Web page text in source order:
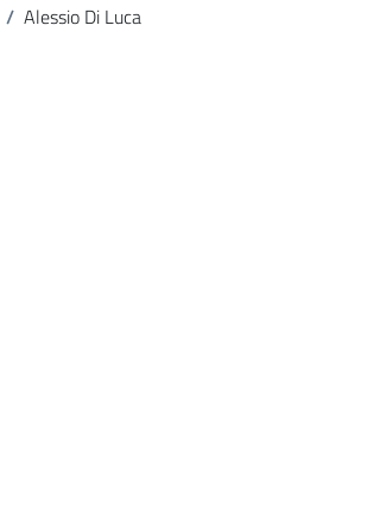
/ Alessio Di Luca